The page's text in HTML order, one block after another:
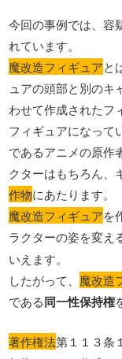
今回の事例では、容
れています。
魔改造フィギュアと
ュアの頭部と別のキ
わせて作成されたフ
フィギュアになって
であるアニメの原作
クターはもちろん、
作物にあたります。
魔改造フィギュアを
ラクターの姿を変え
いえます。
したがって、 魔改造
である同一性保持権
著作権法第１１３条